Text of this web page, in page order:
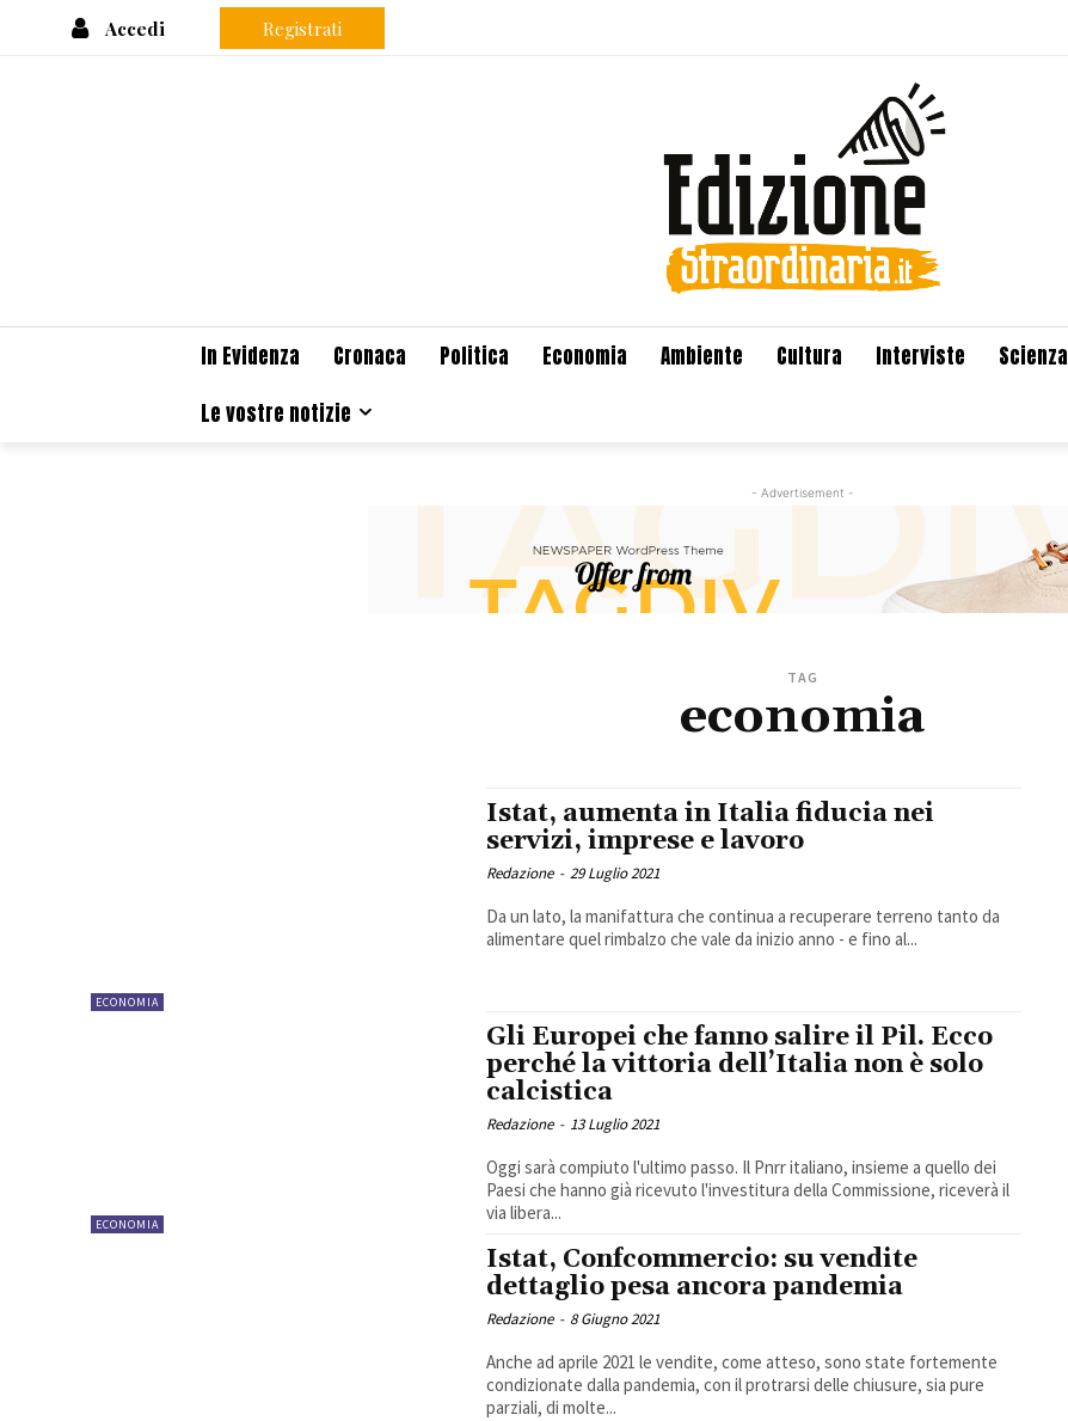
Accedi Registrati
In Evidenza Cronaca Politica Economia Ambiente Cultura Interviste Scienza
Le vostre notizie
- Advertisement -
TAG
economia
ECONOMIA
Istat, aumenta in Italia fiducia nei
servizi, imprese e lavoro
Redazione - 29 Luglio 2021
Da un lato, la manifattura che continua a recuperare terreno tanto da
alimentare quel rimbalzo che vale da inizio anno - e fino al...
ECONOMIA
Gli Europei che fanno salire il Pil. Ecco
perché la vittoria dell’Italia non è solo
calcistica
Redazione - 13 Luglio 2021
Oggi sarà compiuto l'ultimo passo. Il Pnrr italiano, insieme a quello dei
Paesi che hanno già ricevuto l'investitura della Commissione, riceverà il
via libera...
Istat, Confcommercio: su vendite
dettaglio pesa ancora pandemia
Redazione - 8 Giugno 2021
Anche ad aprile 2021 le vendite, come atteso, sono state fortemente
condizionate dalla pandemia, con il protrarsi delle chiusure, sia pure
parziali, di molte...